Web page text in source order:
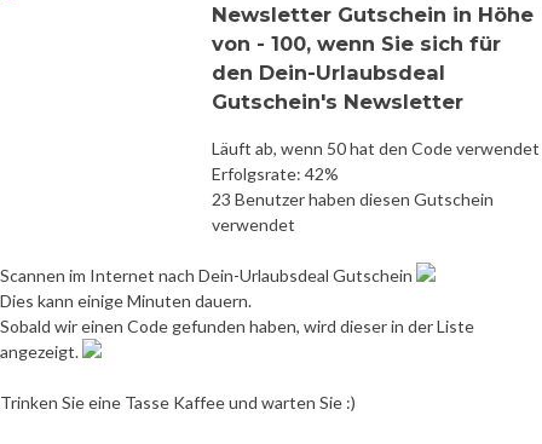
Newsletter Gutschein in Höhe
von - 100, wenn Sie sich für
den Dein-Urlaubsdeal
Gutschein's Newsletter
Läuft ab, wenn 50 hat den Code verwendet
Erfolgsrate: 42%
23 Benutzer haben diesen Gutschein
verwendet
Scannen im Internet nach Dein-Urlaubsdeal Gutschein
Dies kann einige Minuten dauern.
Sobald wir einen Code gefunden haben, wird dieser in der Liste
angezeigt.
Trinken Sie eine Tasse Kaffee und warten Sie :)